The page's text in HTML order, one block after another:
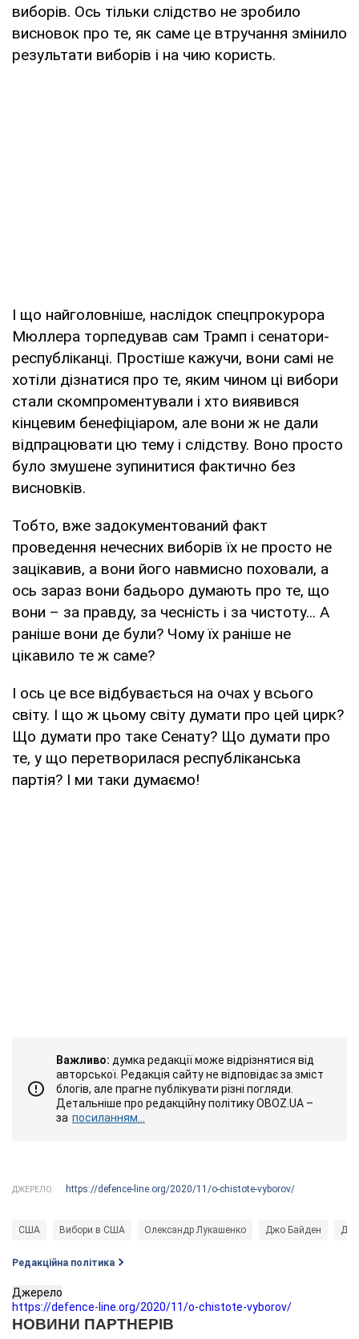
виборів. Ось тільки слідство не зробило
висновок про те, як саме це втручання змінило
результати виборів і на чию користь.
І що найголовніше, наслідок спецпрокурора
Мюллера торпедував сам Трамп і сенатори-
республіканці. Простіше кажучи, вони самі не
хотіли дізнатися про те, яким чином ці вибори
стали скомпроментували і хто виявився
кінцевим бенефіціаром, але вони ж не дали
відпрацювати цю тему і слідству. Воно просто
було змушене зупинитися фактично без
висновків.
Тобто, вже задокументований факт
проведення нечесних виборів їх не просто не
зацікавив, а вони його навмисно поховали, а
ось зараз вони бадьоро думають про те, що
вони – за правду, за чесність і за чистоту... А
раніше вони де були? Чому їх раніше не
цікавило те ж саме?
І ось це все відбувається на очах у всього
світу. І що ж цьому світу думати про цей цирк?
Що думати про таке Сенату? Що думати про
те, у що перетворилася республіканська
партія? І ми таки думаємо!
Важливо: думка редакції може відрізнятися від
авторської. Редакція сайту не відповідає за зміст
блогів, але прагне публікувати різні погляди.
Детальніше про редакційну політику OBOZ.UA –
за посиланням...
ДЖЕРЕЛО: https://defence-line.org/2020/11/o-chistote-vyborov/
США Вибори в США Олександр Лукашенко Джо Байден
Редакційна політика
Джерело
https://defence-line.org/2020/11/o-chistote-vyborov/